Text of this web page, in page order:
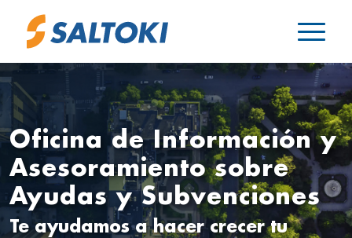
Oficina de Información y
Asesoramiento sobre
Ayudas y Subvenciones
Te ayudamos a hacer crecer tu